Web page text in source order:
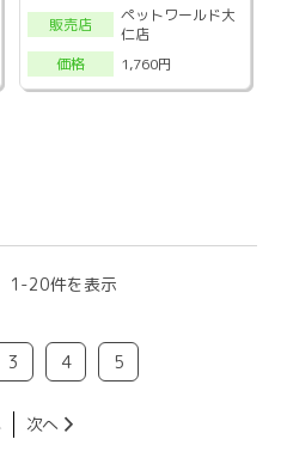
販売店
ペットワールド大
仁店
価格
1,760円
20件を表示
3 4 5
次へ